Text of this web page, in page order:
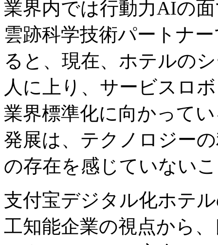
業界内では行動力AIの
雲跡科学技術パートナ
ると、現在、ホテルの
人に上り、サービスロ
業界標準化に向かって
発展は、テクノロジー
の存在を感じていない
支付宝デジタル化ホテ
工知能企業の視点から